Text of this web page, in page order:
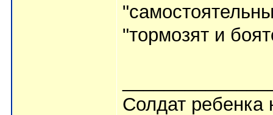
"тормозят и
Солдат ребенка